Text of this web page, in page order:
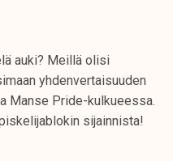
auki? Meillä olisi
yhdenvertaisuuden
Manse Pride-kulkueessa.
sijainnista!